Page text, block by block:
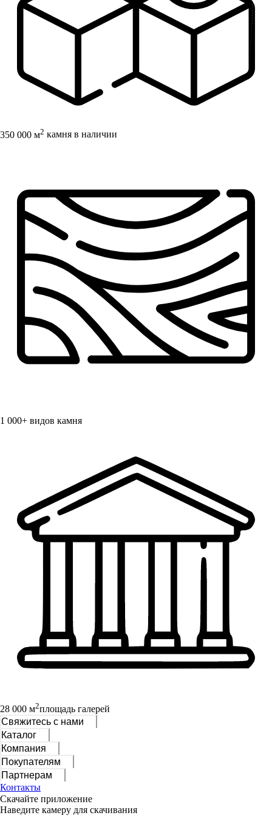
350 000 м2 камня в наличии
1 000+ видов камня
28 000 м2площадь галерей
Свяжитесь с нами
Каталог
Компания
Покупателям
Партнерам
Контакты
Скачайте приложение
Наведите камеру для скачивания